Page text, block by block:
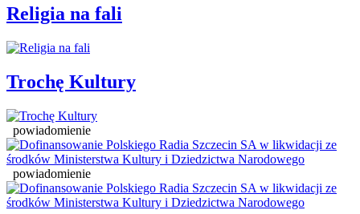
Religia na fali
Trochę Kultury
powiadomienie
powiadomienie